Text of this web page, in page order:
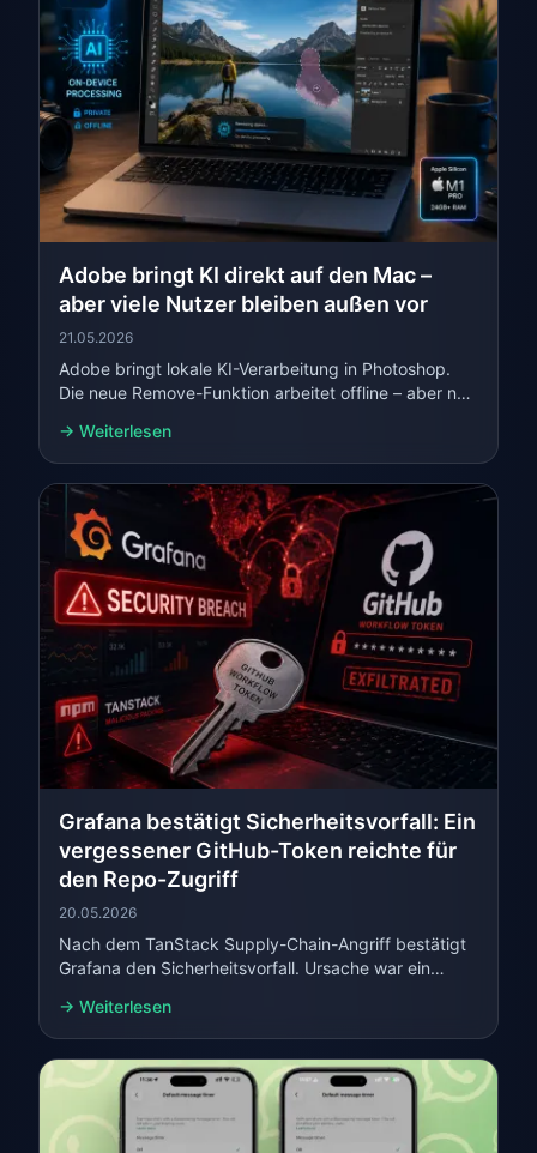
Adobe bringt KI direkt auf den Mac –
aber viele Nutzer bleiben außen vor
21.05.2026
Adobe bringt lokale KI-Verarbeitung in Photoshop.
Die neue Remove-Funktion arbeitet offline – aber nur
→ Weiterlesen
Grafana bestätigt Sicherheitsvorfall: Ein
vergessener GitHub-Token reichte für
den Repo-Zugriff
20.05.2026
Nach dem TanStack Supply-Chain-Angriff bestätigt
Grafana den Sicherheitsvorfall. Ursache war ein
→ Weiterlesen